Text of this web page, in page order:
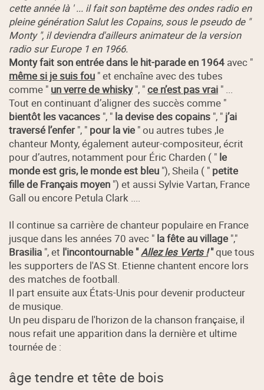
cette année là ' ... il fait son baptême des ondes radio en
pleine génération Salut les Copains, sous le pseudo de "
Monty ", il deviendra d'ailleurs animateur de la version
radio sur Europe 1 en 1966.
Monty fait son entrée dans le hit-parade en 1964 avec "
même si je suis fou " et enchaîne avec des tubes
comme " un verre de whisky", "ce n’est pas vrai " ...
Tout en continuant d’aligner des succès comme "
bientôt les vacances ", " la devise des copains ", " j’ai
traversé l’enfer", " pour la vie " ou autres tubes ,le
chanteur Monty, également auteur-compositeur, écrit
pour d’autres, notamment pour Éric Charden ( " le
monde est gris, le monde est bleu "), Sheila ( " petite
fille de Français moyen ") et aussi Sylvie Vartan, France
Gall ou encore Petula Clark ....
Il continue sa carrière de chanteur populaire en France
jusque dans les années 70 avec " la fête au village ","
Brasilia ", et l'incontournable "Allez les Verts !"que tous
les supporters de l'AS St. Etienne chantent encore lors
des matches de football.
Il part ensuite aux États-Unis pour devenir producteur
de musique.
Un peu disparu de l'horizon de la chanson française, il
nous refait une apparition dans la dernière et ultime
tournée de :
âge tendre et tête de bois